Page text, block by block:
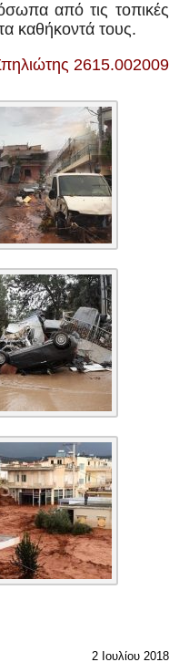
από τις τοπικές
καθήκοντά τους.
2615.002009
2 Ιουλίου 2018